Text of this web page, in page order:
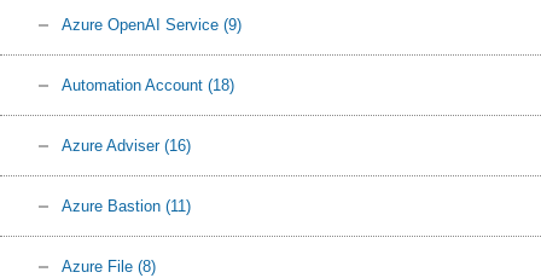
Azure OpenAI Service (9)
Automation Account (18)
Azure Adviser (16)
Azure Bastion (11)
Azure File (8)